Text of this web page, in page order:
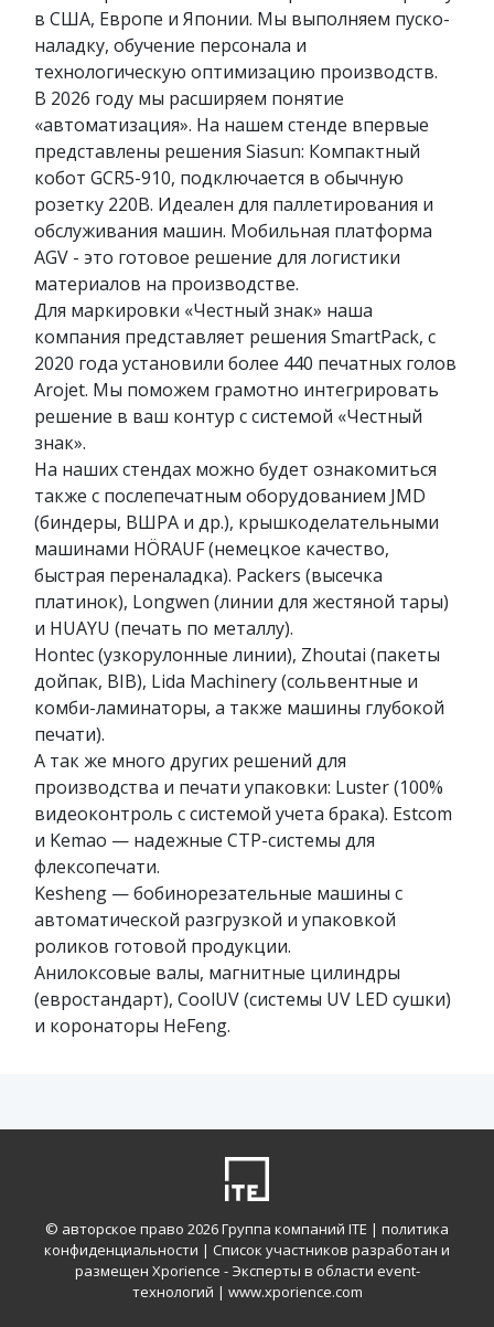
в США, Европе и Японии. Мы выполняем пуско-
наладку, обучение персонала и
технологическую оптимизацию производств.
В 2026 году мы расширяем понятие
«автоматизация». На нашем стенде впервые
представлены решения Siasun: Компактный
кобот GCR5-910, подключается в обычную
розетку 220В. Идеален для паллетирования и
обслуживания машин. Мобильная платформа
AGV - это готовое решение для логистики
материалов на производстве.
Для маркировки «Честный знак» наша
компания представляет решения SmartPack, с
2020 года установили более 440 печатных голов
Arojet. Мы поможем грамотно интегрировать
решение в ваш контур с системой «Честный
знак».
На наших стендах можно будет ознакомиться
также с послепечатным оборудованием JMD
(биндеры, ВШРА и др.), крышкоделательными
машинами HÖRAUF (немецкое качество,
быстрая переналадка). Packers (высечка
платинок), Longwen (линии для жестяной тары)
и HUAYU (печать по металлу).
Hontec (узкорулонные линии), Zhoutai (пакеты
дойпак, BIB), Lida Machinery (сольвентные и
комби-ламинаторы, а также машины глубокой
печати).
А так же много других решений для
производства и печати упаковки: Luster (100%
видеоконтроль с системой учета брака). Estcom
и Kemao — надежные CTP-системы для
флексопечати.
Kesheng — бобинорезательные машины с
автоматической разгрузкой и упаковкой
роликов готовой продукции.
Анилоксовые валы, магнитные цилиндры
(евростандарт), CoolUV (системы UV LED сушки)
и коронаторы HeFeng.
© авторское право 2026 Группа компаний ITE | политика
конфиденциальности | Список участников разработан и
размещен Xporience - Эксперты в области event-
технологий | www.xporience.com